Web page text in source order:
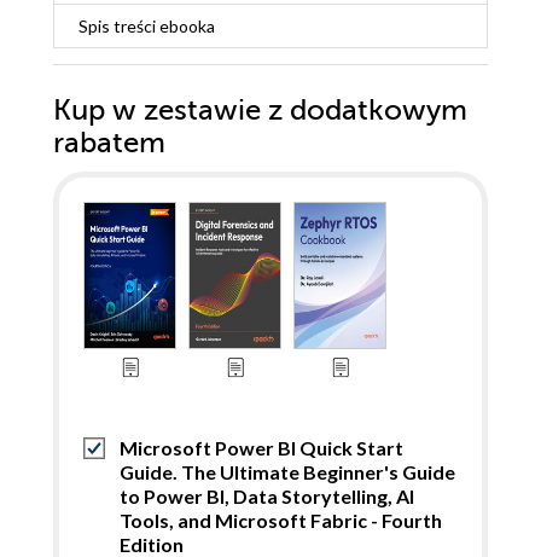
Spis treściebooka
Kup w zestawie z dodatkowym
rabatem
Microsoft Power BI Quick Start
Guide. The Ultimate Beginner's Guide
to Power BI, Data Storytelling, AI
Tools, and Microsoft Fabric - Fourth
Edition